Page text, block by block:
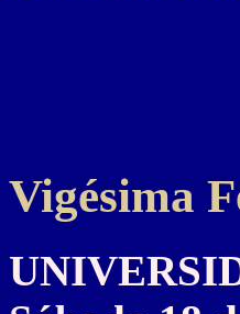
Vigésima